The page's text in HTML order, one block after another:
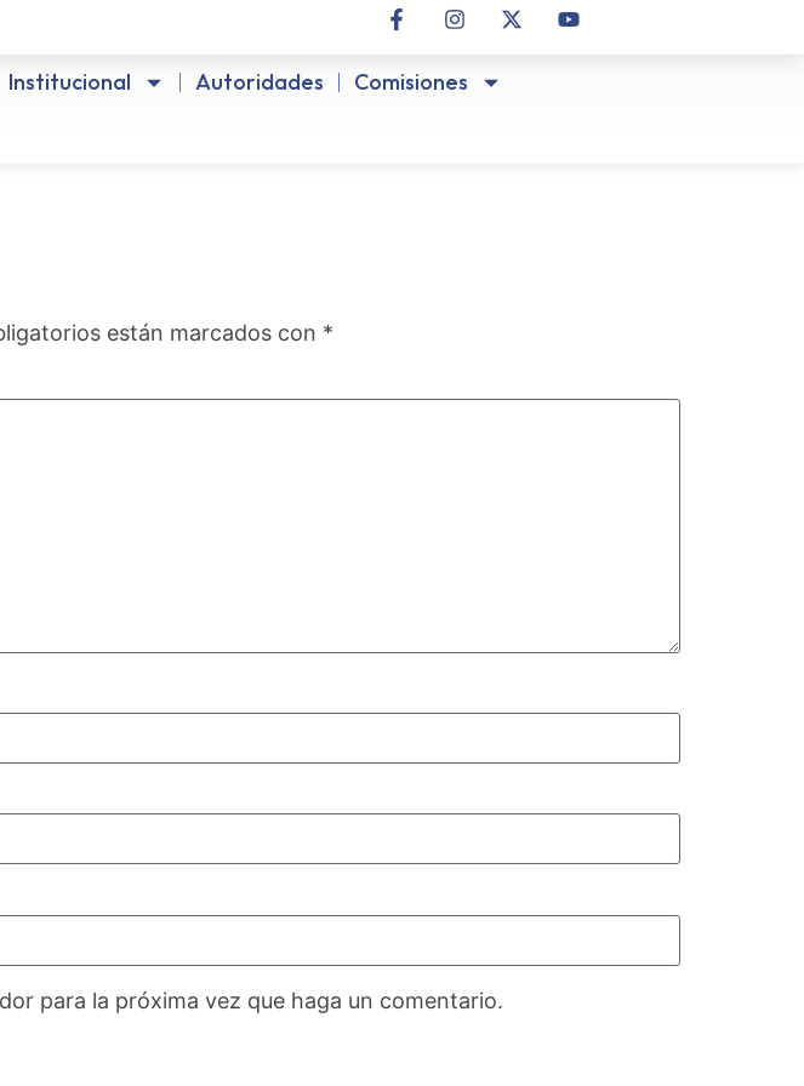
Institucional Autoridades Comisiones
están marcados con *
para la próxima vez que haga un comentario.